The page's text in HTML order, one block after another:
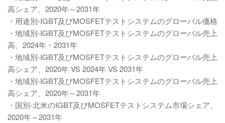
高シェア、2020年～2031年
・用途別-IGBT及びMOSFETテストシステムのグローバル価格
・地域別-IGBT及びMOSFETテストシステムのグローバル売上
高、2024年・2031年
・地域別-IGBT及びMOSFETテストシステムのグローバル売上
高シェア、2020年 VS 2024年 VS 2031年
・地域別-IGBT及びMOSFETテストシステムのグローバル売上
高シェア、2020年～2031年
・国別-北米のIGBT及びMOSFETテストシステム市場シェア、
2020年～2031年